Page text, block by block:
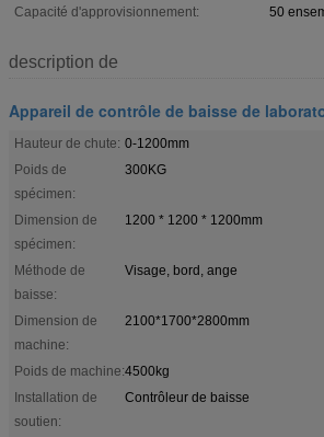
Capacité d'approvisionnement:
50
description de
Appareil de contrôle de baisse de
Hauteur de chute: 0-1200mm
Poids de
spécimen:
300KG
Dimension de
spécimen:
1200 * 1200 * 1200mm
Méthode de
baisse:
Visage, bord, ange
Dimension de
machine:
2100*1700*2800mm
Poids de machine:4500kg
Installation de
soutien:
Contrôleur de baisse